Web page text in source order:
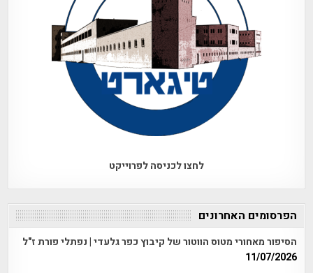
לחצו לכניסה לפרוייקט
הפרסומים האחרונים
הסיפור מאחורי מטוס הווטור של קיבוץ כפר גלעדי | נפתלי פורת ז"ל
11/07/2026